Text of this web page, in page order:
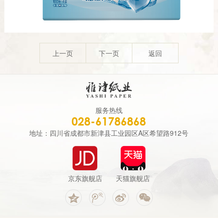
上一页 下一页 返回
服务热线
028-61786868
地址：四川省成都市新津县工业园区A区希望路912号
京东旗舰店 天猫旗舰店